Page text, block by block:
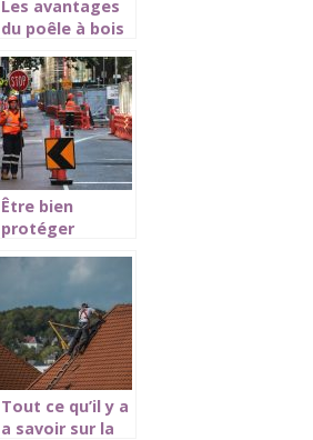
Les avantages
du poêle à bois
Être bien
protéger
?
Tout ce qu’il y a
a savoir sur la